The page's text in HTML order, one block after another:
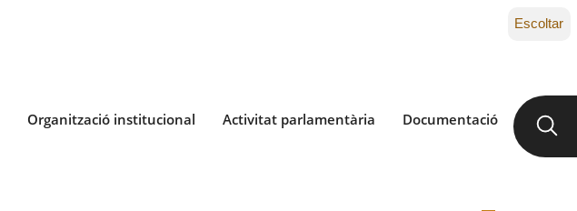
Organització institucional Activitat parlamentària Documentació
Escoltar